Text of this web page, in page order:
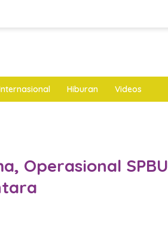
Hiburan Videos
Operasional SPBU